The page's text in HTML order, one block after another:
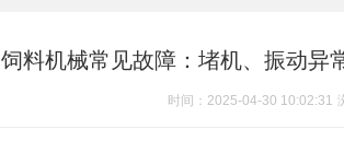
饲料机械常见故障：堵机、振动异
时间：2025-04-30 10:02:31